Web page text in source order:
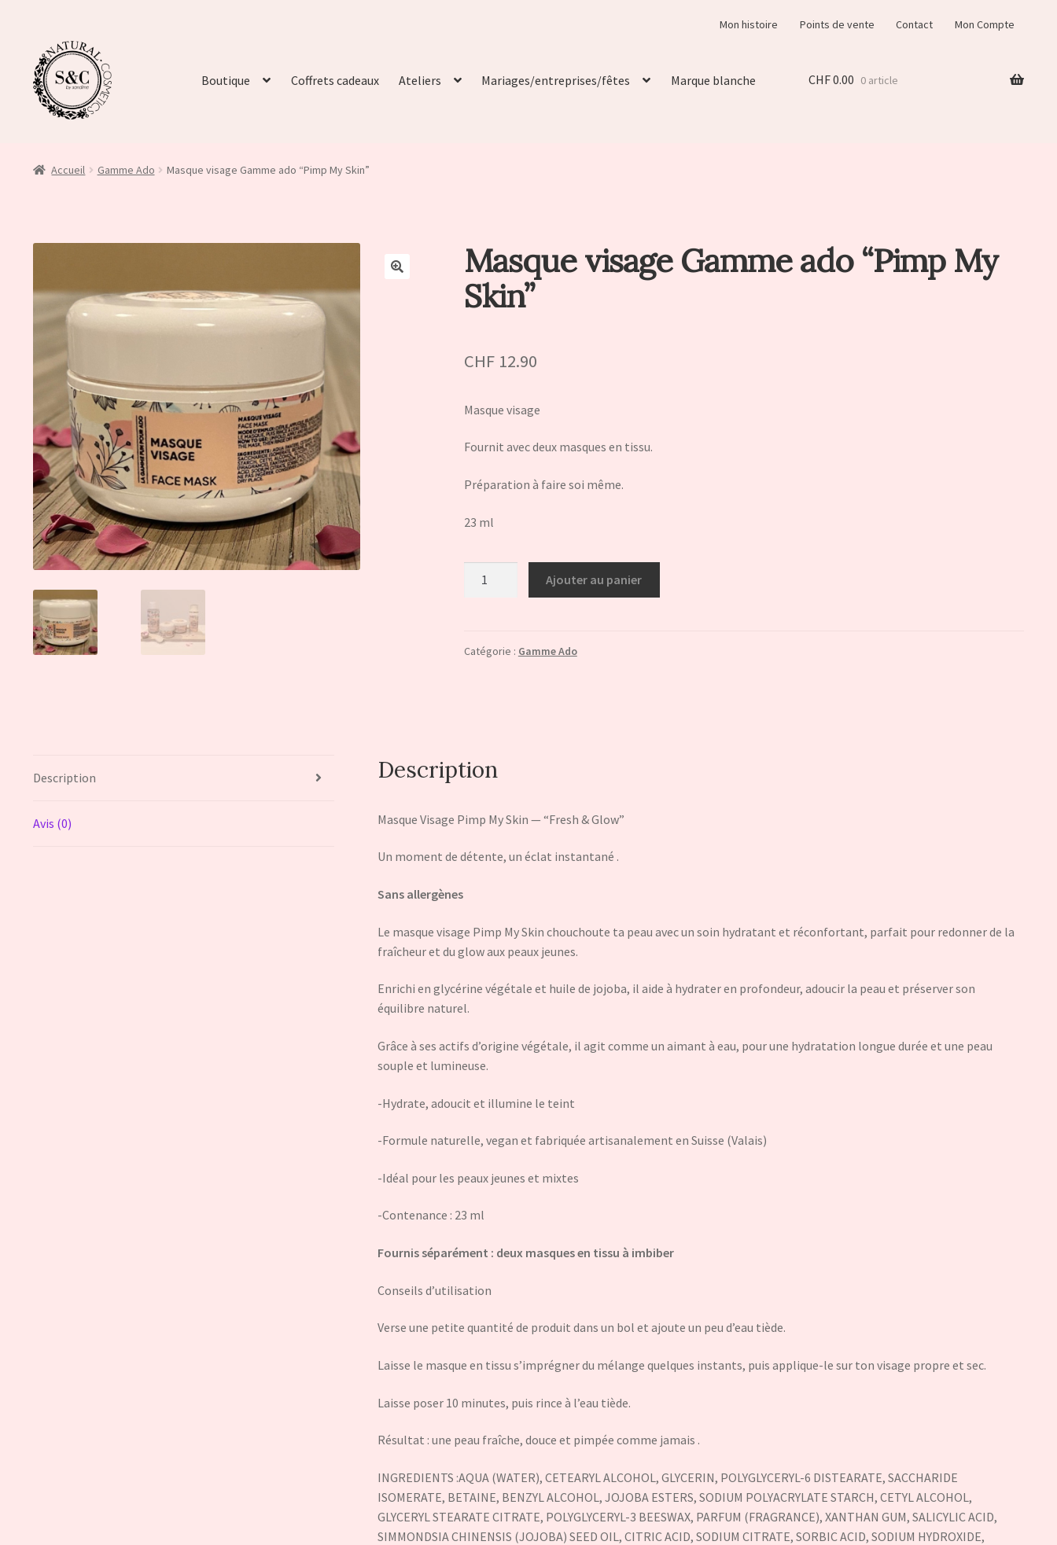
Mon histoire Points de vente Contact Mon Compte
Boutique Coffrets cadeaux Ateliers Mariages/entreprises/fêtes Marque blanche CHF0.00 0 article
Accueil Gamme Ado Masque visage Gamme ado “Pimp My Skin”
Masque visage Gamme ado “Pimp My
Skin”
CHF12.90
Masque visage
Fournit avec deux masques en tissu.
Préparation à faire soi même.
23 ml
Gamme
Ajouter au panier
Catégorie : Gamme Ado
Description
Avis (0)
Description
Masque Visage Pimp My Skin — “Fresh & Glow”
Un moment de détente, un éclat instantané .
Sans allergènes
Le masque visage Pimp My Skin chouchoute ta peau avec un soin hydratant et réconfortant, parfait pour redonner de la
fraîcheur et du glow aux peaux jeunes.
Enrichi en glycérine végétale et huile de jojoba, il aide à hydrater en profondeur, adoucir la peau et préserver son
équilibre naturel.
Grâce à ses actifs d’origine végétale, il agit comme un aimant à eau, pour une hydratation longue durée et une peau
souple et lumineuse.
-Hydrate, adoucit et illumine le teint
-Formule naturelle, vegan et fabriquée artisanalement en Suisse (Valais)
-Idéal pour les peaux jeunes et mixtes
-Contenance : 23 ml
Fournis séparément : deux masques en tissu à imbiber
Conseils d’utilisation
Verse une petite quantité de produit dans un bol et ajoute un peu d’eau tiède.
Laisse le masque en tissu s’imprégner du mélange quelques instants, puis applique-le sur ton visage propre et sec.
Laisse poser 10 minutes, puis rince à l’eau tiède.
Résultat : une peau fraîche, douce et pimpée comme jamais .
INGREDIENTS :AQUA (WATER), CETEARYL ALCOHOL, GLYCERIN, POLYGLYCERYL-6 DISTEARATE, SACCHARIDE
ISOMERATE, BETAINE, BENZYL ALCOHOL, JOJOBA ESTERS, SODIUM POLYACRYLATE STARCH, CETYL ALCOHOL,
GLYCERYL STEARATE CITRATE, POLYGLYCERYL-3 BEESWAX, PARFUM (FRAGRANCE), XANTHAN GUM, SALICYLIC ACID,
SIMMONDSIA CHINENSIS (JOJOBA) SEED OIL, CITRIC ACID, SODIUM CITRATE, SORBIC ACID, SODIUM HYDROXIDE,